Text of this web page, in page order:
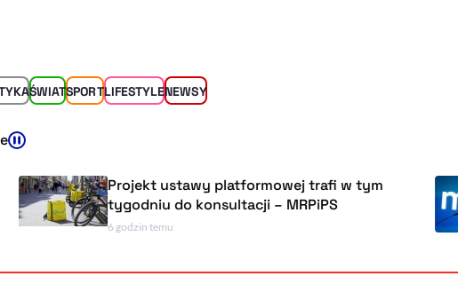
ŚWIATSPORTLIFESTYLENEWSY
Projekt ustawy platformowej trafi w tym
tygodniu do konsultacji – MRPiPS
6 godzin temu 7